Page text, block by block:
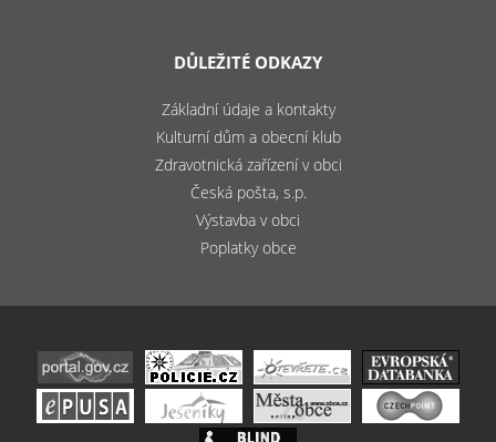
DŮLEŽITÉ ODKAZY
Základní údaje a kontakty
Kulturní dům a obecní klub
Zdravotnická zařízení v obci
Česká pošta, s.p.
Výstavba v obci
Poplatky obce